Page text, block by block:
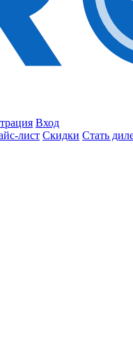
Вход
лист Скидки Стать